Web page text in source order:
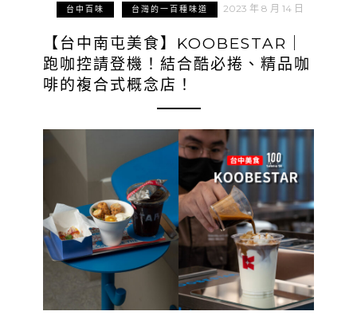
台中百味 台灣的一百種味道 2023 年 8 月 14 日
【台中南屯美食】KOOBESTAR｜
跑咖控請登機！結合酷必捲、精品咖
啡的複合式概念店！